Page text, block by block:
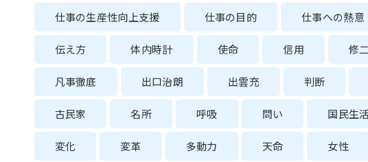
仕事の生産性向上支援 仕事の目的 仕事への熱意
伝え方 体内時計 使命 信用 修
凡事徹底 出口治朗 出雲充 判断
古民家 名所 呼吸 問い 国民生
変化 変革 多動力 天命 女性